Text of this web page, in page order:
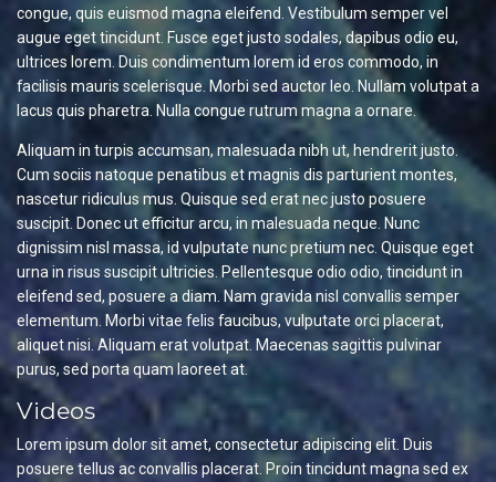
congue, quis euismod magna eleifend. Vestibulum semper vel
augue eget tincidunt. Fusce eget justo sodales, dapibus odio eu,
ultrices lorem. Duis condimentum lorem id eros commodo, in
facilisis mauris scelerisque. Morbi sed auctor leo. Nullam volutpat a
lacus quis pharetra. Nulla congue rutrum magna a ornare.
Aliquam in turpis accumsan, malesuada nibh ut, hendrerit justo.
Cum sociis natoque penatibus et magnis dis parturient montes,
nascetur ridiculus mus. Quisque sed erat nec justo posuere
suscipit. Donec ut efficitur arcu, in malesuada neque. Nunc
dignissim nisl massa, id vulputate nunc pretium nec. Quisque eget
urna in risus suscipit ultricies. Pellentesque odio odio, tincidunt in
eleifend sed, posuere a diam. Nam gravida nisl convallis semper
elementum. Morbi vitae felis faucibus, vulputate orci placerat,
aliquet nisi. Aliquam erat volutpat. Maecenas sagittis pulvinar
purus, sed porta quam laoreet at.
Videos
Lorem ipsum dolor sit amet, consectetur adipiscing elit. Duis
posuere tellus ac convallis placerat. Proin tincidunt magna sed ex